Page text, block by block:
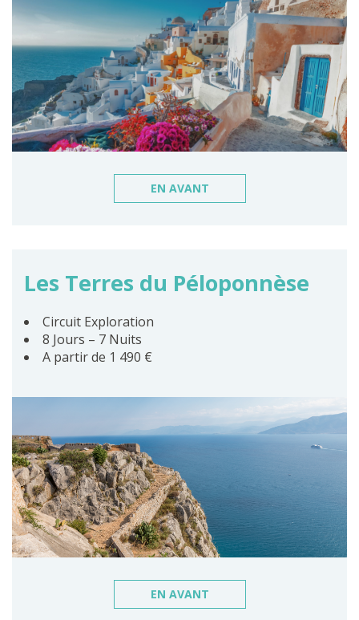
EN AVANT
Les Terres du Péloponnèse
Circuit Exploration
8 Jours – 7 Nuits
A partir de 1 490 €
EN AVANT